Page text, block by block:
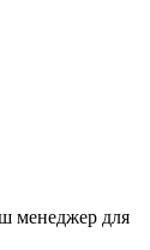
менеджер для